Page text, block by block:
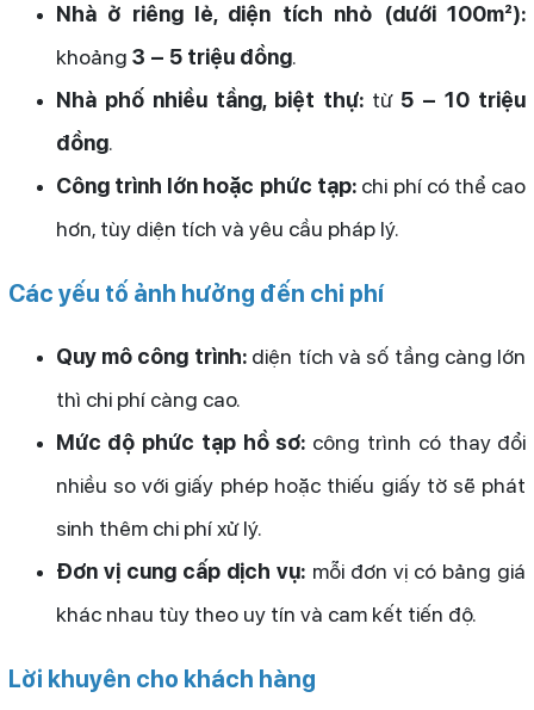
Nhà ở riêng lẻ, diện tích nhỏ (dưới 100m²):
khoảng 3 – 5 triệu đồng.
Nhà phố nhiều tầng, biệt thự: từ 5 – 10 triệu
đồng.
Công trình lớn hoặc phức tạp: chi phí có thể cao
hơn, tùy diện tích và yêu cầu pháp lý.
Các yếu tố ảnh hưởng đến chi phí
Quy mô công trình:diện tích và số tầng càng lớn
thì chi phí càng cao.
Mức độ phức tạp hồ sơ: công trình có thay đổi
nhiều so với giấy phép hoặc thiếu giấy tờ sẽ phát
sinh thêm chi phí xử lý.
Đơn vị cung cấp dịch vụ: mỗi đơn vị có bảng giá
khác nhau tùy theo uy tín và cam kết tiến độ.
Lời khuyên cho khách hàng